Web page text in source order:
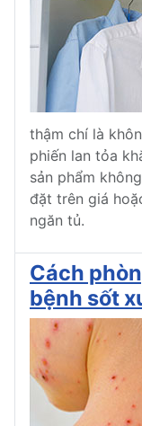
thậm chí là
phiến lan tỏa
sản phẩm
đặt trên giá
ngăn tủ.
Cách
bệnh sốt